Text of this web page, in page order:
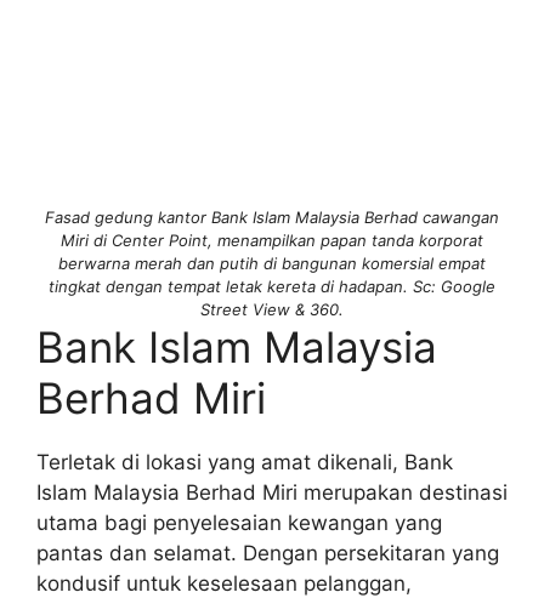
Fasad gedung kantor Bank Islam Malaysia Berhad cawangan
Miri di Center Point, menampilkan papan tanda korporat
berwarna merah dan putih di bangunan komersial empat
tingkat dengan tempat letak kereta di hadapan. Sc: Google
Street View & 360.
Bank Islam Malaysia
Berhad Miri
Terletak di lokasi yang amat dikenali, Bank
Islam Malaysia Berhad Miri merupakan destinasi
utama bagi penyelesaian kewangan yang
pantas dan selamat. Dengan persekitaran yang
kondusif untuk keselesaan pelanggan,